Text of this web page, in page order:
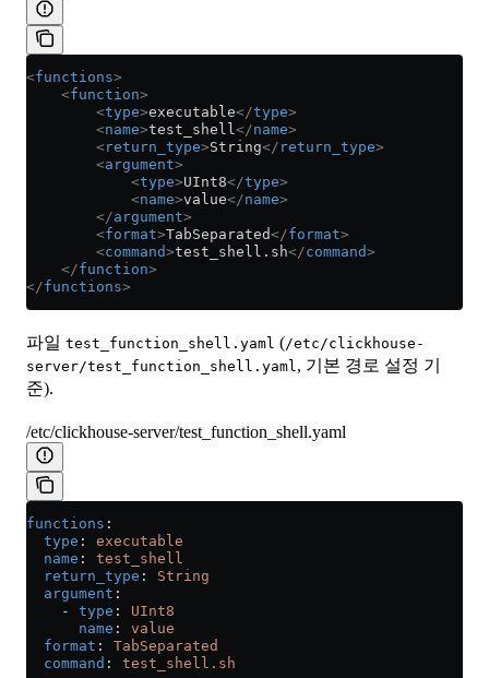
<functions>
    <
function>
        <
type>executable</type>
        <
name>test_shell </name>
        <
return_type>String</ return_type>
        <
argument>
            <
type>UInt8</type>
            <
name>value</name>
        </
argument>
        <
format>TabSeparated</format>
        <
command>test_shell.sh</command>
    </
function>
</functions>
파일 test_function_shell.yaml (/etc/clickhouse-
server/test_function_shell.yaml , 기본 경로 설정 기
준).
/etc/clickhouse-server/test_function_shell.yaml
functions :
  type
: executable
  name
: test_shell
  return_type
: String
  argument
:
    -
type : UInt8
      name
: value
  format
: TabSeparated
  command
: test_shell.sh